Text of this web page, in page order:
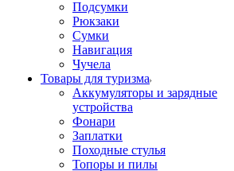
Подсумки
Рюкзаки
Сумки
Навигация
Чучела
Товары для туризма
Аккумуляторы и зарядные
устройства
Фонари
Заплатки
Походные стулья
Топоры и пилы